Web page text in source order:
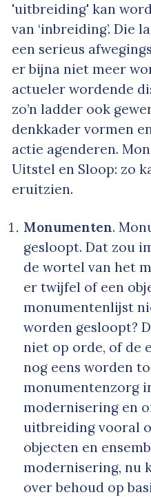
'uitbreiding' kan
van ‘inbreiding’. Die
een serieus
er bijna niet meer
actueler wordende
zo’n ladder ook
denkkader vormen
actie agenderen.
Uitstel en Sloop: zo
eruitzien.
Monumenten.
gesloopt. Dat zou
de wortel van het
er twijfel of een
monumentenlijst
worden gesloopt?
niet op orde, of de
nog eens worden
monumentenzorg
modernisering en
uitbreiding vooral
objecten en
modernisering, nu
over behoud op